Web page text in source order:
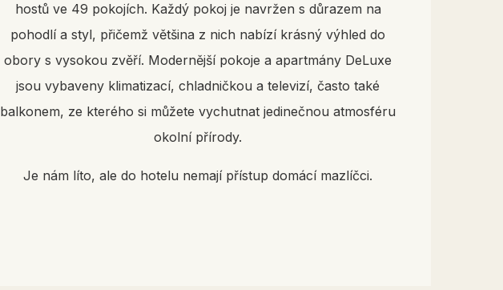
hostů ve 49 pokojích. Každý pokoj je navržen s důrazem na
pohodlí a styl, přičemž většina z nich nabízí krásný výhled do
obory s vysokou zvěří. Modernější pokoje a apartmány DeLuxe
jsou vybaveny klimatizací, chladničkou a televizí, často také
balkonem, ze kterého si můžete vychutnat jedinečnou atmosféru
okolní přírody.
Je nám líto, ale do hotelu nemají přístup domácí mazlíčci.